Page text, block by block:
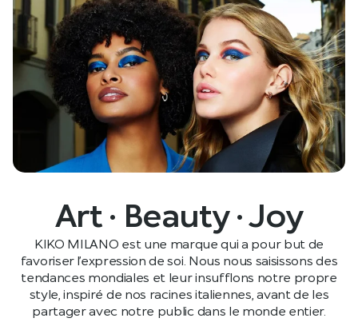
Art · Beauty · Joy
KIKO MILANO est une marque qui a pour but de
favoriser l’expression de soi. Nous nous saisissons des
tendances mondiales et leur insufflons notre propre
style, inspiré de nos racines italiennes, avant de les
partager avec notre public dans le monde entier.